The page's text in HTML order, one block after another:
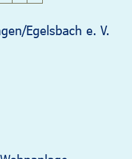
Egelsbach e. V.